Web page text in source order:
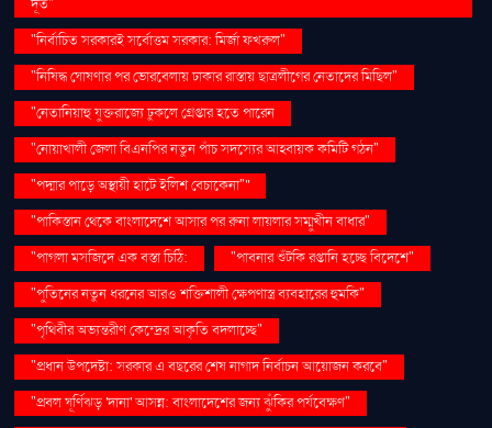
দূত"
"নির্বাচিত সরকারই সর্বোত্তম সরকার: মির্জা ফখরুল"
"নিষিদ্ধ ঘোষণার পর ভোরবেলায় ঢাকার রাস্তায় ছাত্রলীগের নেতাদের মিছিল"
"নেতানিয়াহু যুক্তরাজ্যে ঢুকলে গ্রেপ্তার হতে পারেন
"নোয়াখালী জেলা বিএনপির নতুন পাঁচ সদস্যের আহ্বায়ক কমিটি গঠন"
"পদ্মার পাড়ে অস্থায়ী হাটে ইলিশ বেচাকেনা"''
"পাকিস্তান থেকে বাংলাদেশে আসার পর রুনা লায়লার সম্মুখীন বাধার"
"পাগলা মসজিদে এক বস্তা চিঠি:
"পাবনার শুঁটকি রপ্তানি হচ্ছে বিদেশে"
"পুতিনের নতুন ধরনের আরও শক্তিশালী ক্ষেপণাস্ত্র ব্যবহারের হুমকি"
"পৃথিবীর অভ্যন্তরীণ কেন্দ্রের আকৃতি বদলাচ্ছে"
"প্রধান উপদেষ্টা: সরকার এ বছরের শেষ নাগাদ নির্বাচন আয়োজন করবে"
"প্রবল ঘূর্ণিঝড় 'দানা' আসন্ন: বাংলাদেশের জন্য ঝুঁকির পর্যবেক্ষণ"